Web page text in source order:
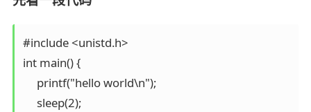
#include <unistd.h>
int main() {
     printf("hello world\n");
     sleep(2);